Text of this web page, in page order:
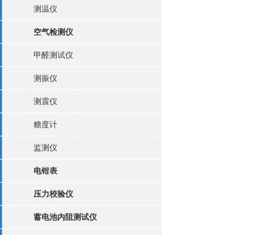
测温仪
空气检测仪
甲醛测试仪
测振仪
测震仪
糖度计
监测仪
电钳表
压力校验仪
蓄电池内阻测试仪